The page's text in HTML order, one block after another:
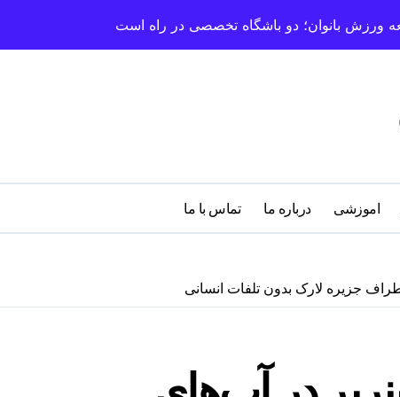
ورزش بانوان؛ دو باشگاه تخصصی در راه است
اموزشی درباره‌ ما تماس با ما
جزیره لارک بدون تلفات انسانی